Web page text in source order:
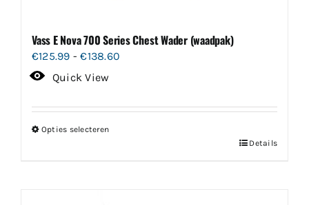
Vass E Nova 700 Series Chest Wader (waadpak)
€125.99 - €138.60
€138.60
Quick View
Opties selecteren
Details